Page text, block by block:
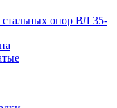
опор ВЛ 35-